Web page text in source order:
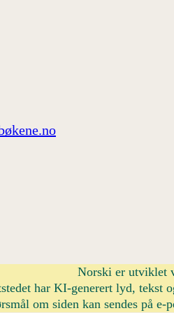
Norski er utviklet
har KI-generert lyd, tekst
om siden kan sendes på e-